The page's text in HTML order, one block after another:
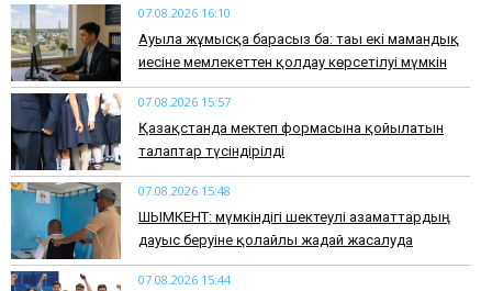
07.08.2026 16:10
Ауылға жұмысқа барасыз ба: тағы екі мамандық
иесіне мемлекеттен қолдау көрсетілуі мүмкін
07.08.2026 15:57
Қазақстанда мектеп формасына қойылатын
талаптар түсіндірілді
07.08.2026 15:48
ШЫМКЕНТ: мүмкіндігі шектеулі азаматтардың
дауыс беруіне қолайлы жағдай жасалуда
07.08.2026 15:44